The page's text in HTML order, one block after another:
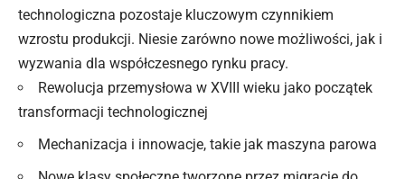
technologiczna pozostaje kluczowym czynnikiem
wzrostu produkcji. Niesie zarówno nowe możliwości, jak i
wyzwania dla współczesnego rynku pracy.
Rewolucja przemysłowa w XVIII wieku jako początek
transformacji technologicznej
Mechanizacja i innowacje, takie jak maszyna parowa